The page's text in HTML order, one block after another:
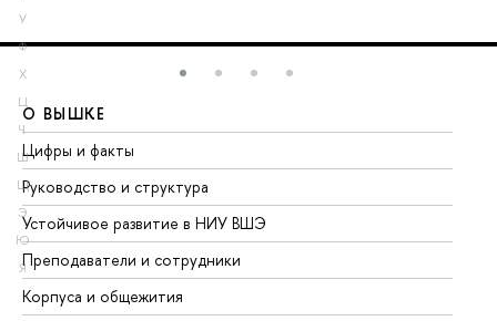
У
Ф
Х
Ц
Ч
Ш
Щ
Э
Ю
Я
О ВЫШКЕ
Цифры и факты
Руководство и структура
Устойчивое развитие в НИУ ВШЭ
Преподаватели и сотрудники
Корпуса и общежития